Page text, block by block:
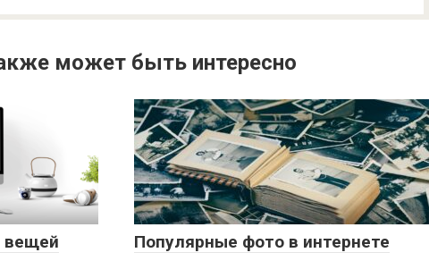
может быть интересно
вещей Популярные фото в интернете